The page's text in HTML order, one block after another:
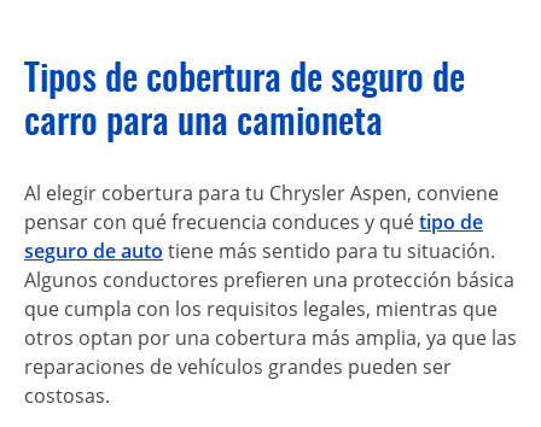
Tipos de cobertura de seguro de
carro para una camioneta
Al elegir cobertura para tu Chrysler Aspen, conviene
pensar con qué frecuencia conduces y quétipo de
seguro de auto tiene más sentido para tu situación.
Algunos conductores prefieren una protección básica
que cumpla con los requisitos legales, mientras que
otros optan por una cobertura más amplia, ya que las
reparaciones de vehículos grandes pueden ser
costosas.